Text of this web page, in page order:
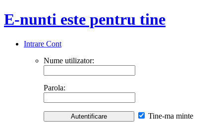
E-nunti este pentru tine
Intrare Cont
Nume utilizator:
Parola:
Tine-ma minte